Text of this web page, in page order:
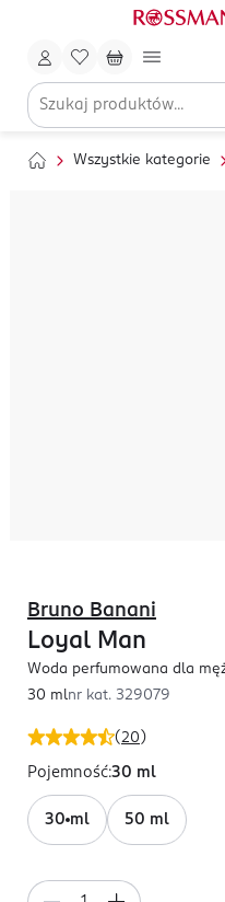
Wszystkie kategorie
(20 )
Bruno Banani
Loyal Man
Woda perfumowana dla
30 mlnr kat. 329079
Pojemność:30 ml
30 ml 50 ml